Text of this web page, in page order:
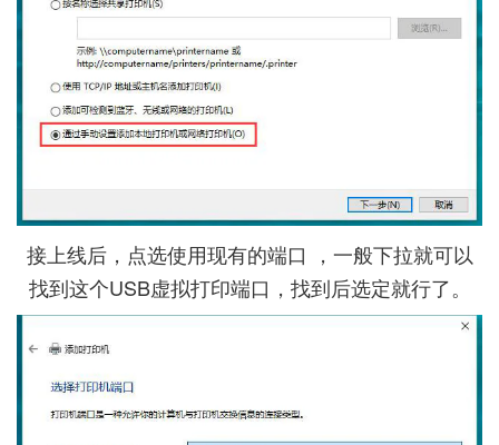
接上线后，点选使用现有的端口 ，一般下拉就可以
找到这个USB虚拟打印端口，找到后选定就行了。